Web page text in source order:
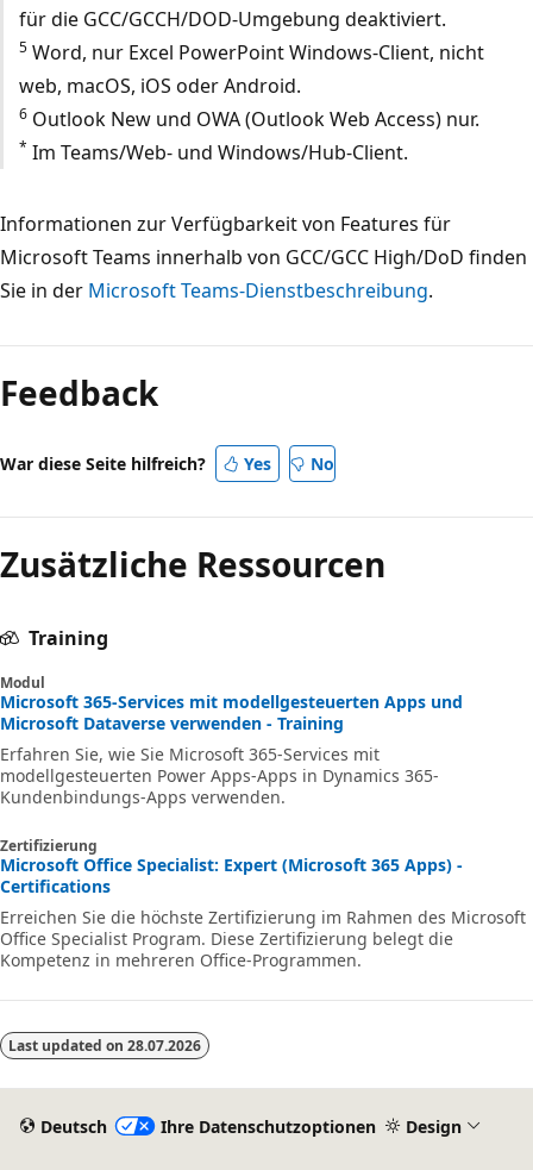
für die GCC/GCCH/DOD-Umgebung deaktiviert.
5Word, nur Excel PowerPoint Windows-Client, nicht
web, macOS, iOS oder Android.
6Outlook New und OWA (Outlook Web Access) nur.
* Im Teams/Web- und Windows/Hub-Client.
Informationen zur Verfügbarkeit von Features für
Microsoft Teams innerhalb von GCC/GCC High/DoD finden
Sie in der Microsoft Teams-Dienstbeschreibung.
Feedback
War diese Seite hilfreich? Yes No
Zusätzliche Ressourcen
Training
Modul
Microsoft 365-Services mit modellgesteuerten Apps und
Microsoft Dataverse verwenden - Training
Erfahren Sie, wie Sie Microsoft 365-Services mit
modellgesteuerten Power Apps-Apps in Dynamics 365-
Kundenbindungs-Apps verwenden.
Zertifizierung
Microsoft Office Specialist: Expert (Microsoft 365 Apps) -
Certifications
Erreichen Sie die höchste Zertifizierung im Rahmen des Microsoft
Office Specialist Program. Diese Zertifizierung belegt die
Kompetenz in mehreren Office-Programmen.
Last updated on 28.07.2026
Deutsch Ihre Datenschutzoptionen Design